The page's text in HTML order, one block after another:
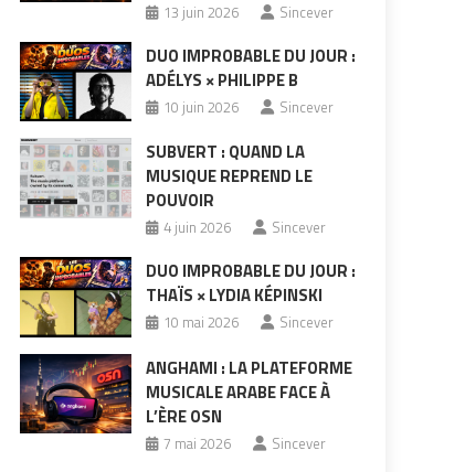
13 juin 2026 Sincever
DUO IMPROBABLE DU JOUR :
ADÉLYS × PHILIPPE B
10 juin 2026 Sincever
SUBVERT : QUAND LA
MUSIQUE REPREND LE
POUVOIR
4 juin 2026 Sincever
DUO IMPROBABLE DU JOUR :
THAÏS × LYDIA KÉPINSKI
10 mai 2026 Sincever
ANGHAMI : LA PLATEFORME
MUSICALE ARABE FACE À
L’ÈRE OSN
7 mai 2026 Sincever